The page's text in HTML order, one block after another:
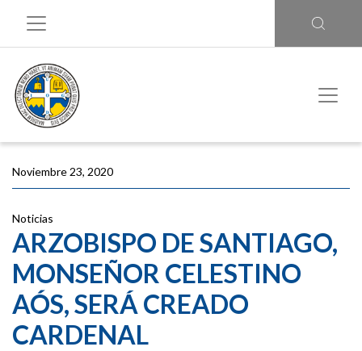
Noviembre 23, 2020
Noticias
ARZOBISPO DE SANTIAGO,
MONSEÑOR CELESTINO
AÓS, SERÁ CREADO
CARDENAL